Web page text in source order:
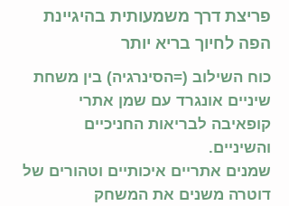
פריצת דרך משמעותית בהיגיינת
הפה לחיוך בריא יותר
כוח השילוב (=הסינרגיה) בין משחת
שיניים אונגרד עם שמן אתרי
קופאיבה לבריאות החניכיים
והשיניים.
שמנים אתריים איכותיים וטהורים של
דוטרה משנים את המשחק